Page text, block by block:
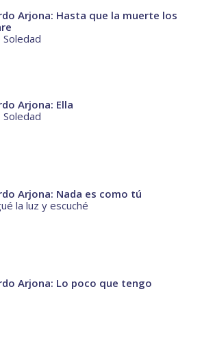
Arjona: Hasta que la muerte los
Soledad
Arjona: Ella
Soledad
Arjona: Nada es como tú
la luz y escuché
Arjona: Lo poco que tengo